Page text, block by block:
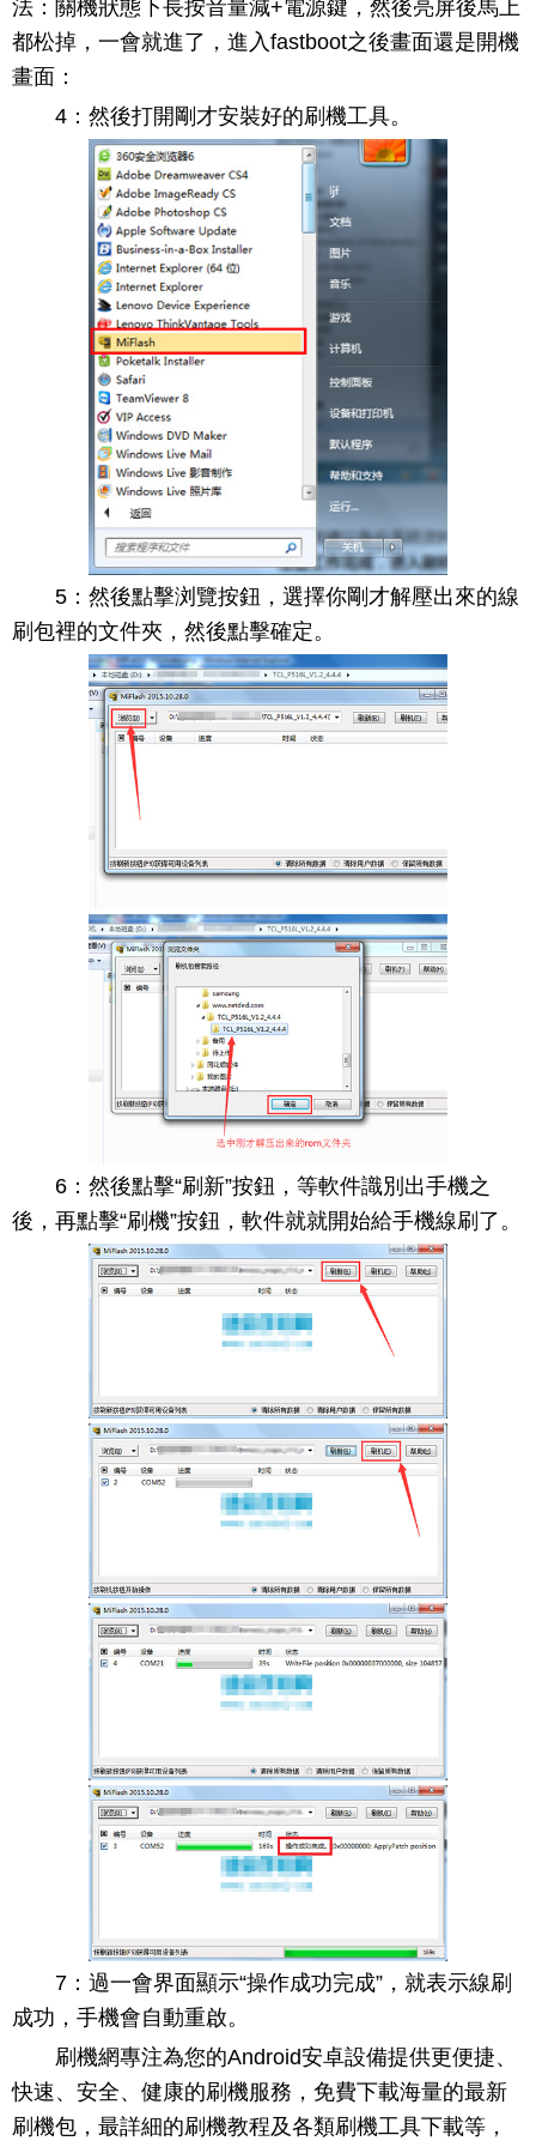
法：關機狀態下長按音量減+電源鍵，然後亮屏後馬上
都松掉，一會就進了，進入fastboot之後畫面還是開機
畫面：
4：然後打開剛才安裝好的刷機工具。
5：然後點擊浏覽按鈕，選擇你剛才解壓出來的線
刷包裡的文件夾，然後點擊確定。
6：然後點擊“刷新”按鈕，等軟件識別出手機之
後，再點擊“刷機”按鈕，軟件就就開始給手機線刷了。
7：過一會界面顯示“操作成功完成”，就表示線刷
成功，手機會自動重啟。
刷機網專注為您的Android安卓設備提供更便捷、
快速、安全、健康的刷機服務，免費下載海量的最新
刷機包，最詳細的刷機教程及各類刷機工具下載等，